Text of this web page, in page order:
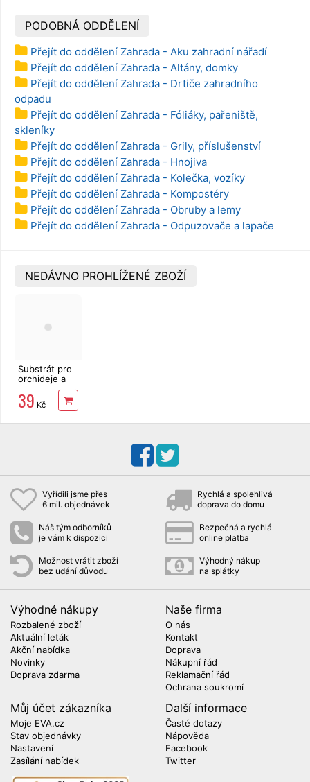
PODOBNÁ ODDĚLENÍ
Přejít do oddělení Zahrada - Aku zahradní nářadí
Přejít do oddělení Zahrada - Altány, domky
Přejít do oddělení Zahrada - Drtiče zahradního
odpadu
Přejít do oddělení Zahrada - Fóliáky, pařeniště,
skleníky
Přejít do oddělení Zahrada - Grily, příslušenství
Přejít do oddělení Zahrada - Hnojiva
Přejít do oddělení Zahrada - Kolečka, vozíky
Přejít do oddělení Zahrada - Kompostéry
Přejít do oddělení Zahrada - Obruby a lemy
Přejít do oddělení Zahrada - Odpuzovače a lapače
NEDÁVNO PROHLÍŽENÉ ZBOŽÍ
Substrát pro
orchideje a
bromélie 1,5l
39 Kč
Vyřídili jsme přes
6 mil. objednávek
Rychlá a spolehlivá
doprava do domu
Náš tým odborníků
je vám k dispozici
Bezpečná a rychlá
online platba
Možnost vrátit zboží
bez udání důvodu
Výhodný nákup
na splátky
Výhodné nákupy
Rozbalené zboží
Aktuální leták
Akční nabídka
Novinky
Doprava zdarma
Naše firma
O nás
Kontakt
Doprava
Nákupní řád
Reklamační řád
Ochrana soukromí
Můj účet zákazníka
Moje EVA.cz
Stav objednávky
Nastavení
Zasílání nabídek
Další informace
Časté dotazy
Nápověda
Facebook
Twitter